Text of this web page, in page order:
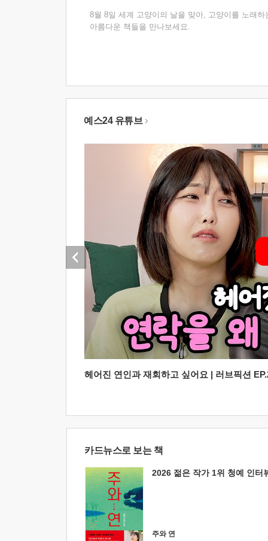
8월 8일 세계 고양이의 날을 맞아, 고양이를 노래하
아름다운 책들을 만나보세요.
예스24 유튜브
헤어진 연인과 재회하고 싶어요 | 러브픽션
카드뉴스로 보는 책
2026 젊은 작가 1위 청예 인터
주와 연